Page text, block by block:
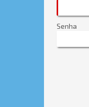
Senha